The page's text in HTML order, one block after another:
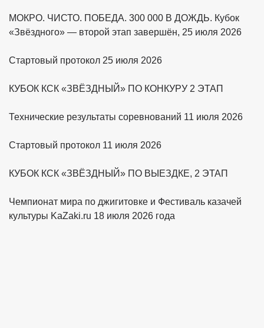
МОКРО. ЧИСТО. ПОБЕДА. 300 000 В ДОЖДЬ. Кубок
«Звёздного» — второй этап завершён, 25 июля 2026
Стартовый протокол 25 июля 2026
КУБОК КСК «ЗВЁЗДНЫЙ» ПО КОНКУРУ 2 ЭТАП
Технические результаты соревнований 11 июля 2026
Стартовый протокол 11 июля 2026
КУБОК КСК «ЗВЁЗДНЫЙ» ПО ВЫЕЗДКЕ, 2 ЭТАП
Чемпионат мира по джигитовке и Фестиваль казачей
культуры KaZaki.ru 18 июля 2026 года